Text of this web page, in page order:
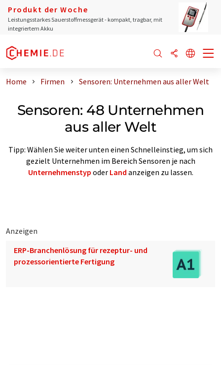
Produkt der Woche
Leistungsstarkes Sauerstoffmessgerät - kompakt, tragbar, mit
integriertem Akku
Home Firmen Sensoren: Unternehmen aus aller Welt
Sensoren: 48 Unternehmen
aus aller Welt
Tipp: Wählen Sie weiter unten einen Schnelleinstieg, um sich
gezielt Unternehmen im Bereich Sensoren je nach
Unternehmenstyp oder Land anzeigen zu lassen.
Anzeigen
ERP-Branchenlösung für rezeptur- und
prozessorientierte Fertigung